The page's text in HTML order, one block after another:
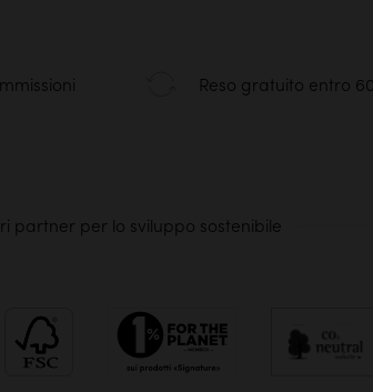
Reso gratuito entro
partner per lo sviluppo sostenibile